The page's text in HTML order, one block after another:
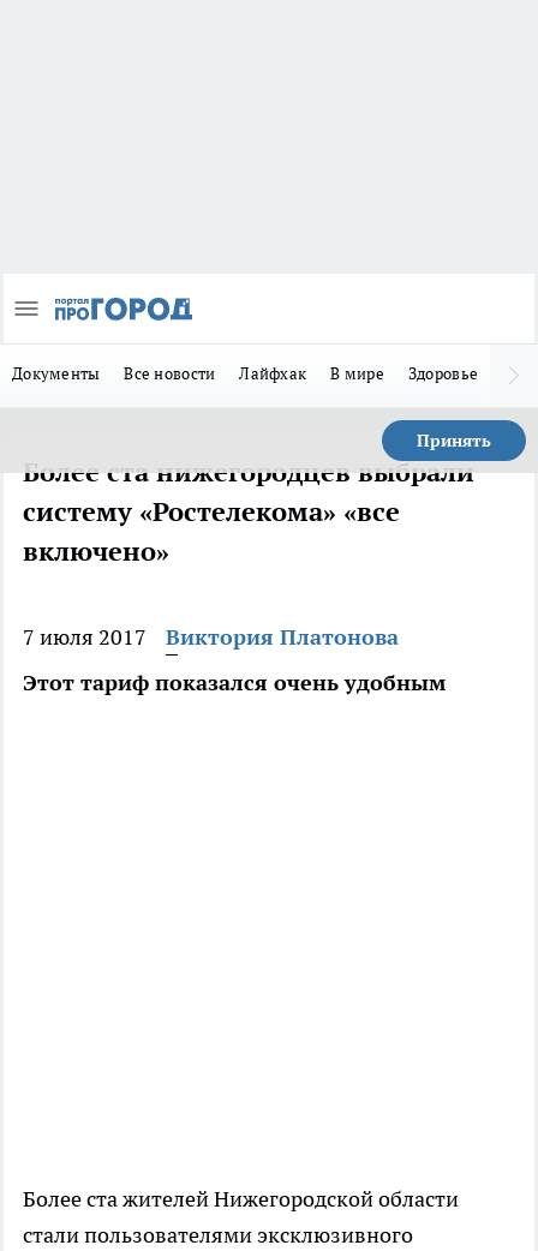
Документы Все новости Лайфхак В мире Здоровье
Принять
Более ста нижегородцев выбрали
систему «Ростелекома» «все
включено»
7 июля 2017
Виктория Платонова
Этот тариф показался очень удобным
Более ста жителей Нижегородской области
стали пользователями эксклюзивного